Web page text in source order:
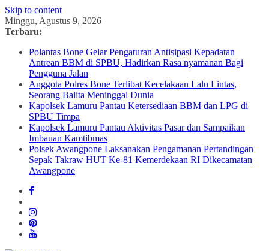
Skip to content
Minggu, Agustus 9, 2026
Terbaru:
Polantas Bone Gelar Pengaturan Antisipasi Kepadatan
Antrean BBM di SPBU, Hadirkan Rasa nyamanan Bagi
Pengguna Jalan
Anggota Polres Bone Terlibat Kecelakaan Lalu Lintas,
Seorang Balita Meninggal Dunia
Kapolsek Lamuru Pantau Ketersediaan BBM dan LPG di
SPBU Timpa
Kapolsek Lamuru Pantau Aktivitas Pasar dan Sampaikan
Imbauan Kamtibmas
Polsek Awangpone Laksanakan Pengamanan Pertandingan
Sepak Takraw HUT Ke-81 Kemerdekaan RI Dikecamatan
Awangpone